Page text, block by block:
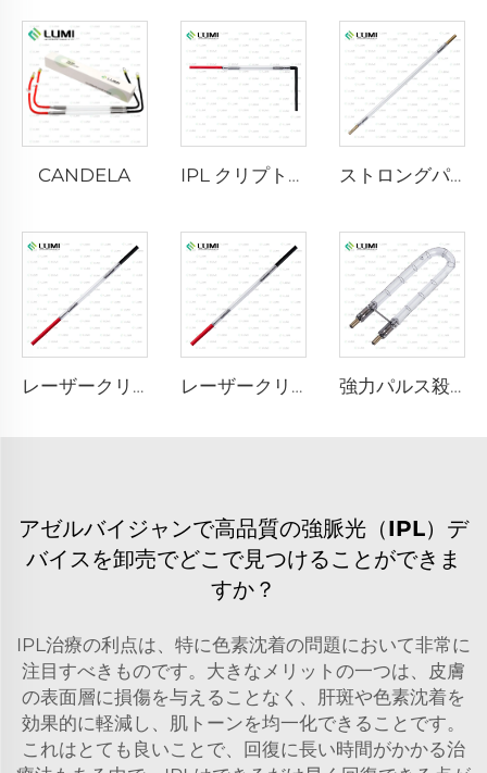
CANDELA IPL クリプトンランプ P1621 – 7×50×105 mm ストロングパルス殺菌ランプ L3670 – 7×160×200 mm
レーザークリプトンランプ L1721 – 7×50×115 mm レーザークリプトンランプ L1921 - 7×60×125 mm 強力パルス殺菌ランプ L1890U – 9×40×140U mm
アゼルバイジャンで高品質の強脈光（IPL）デ
バイスを卸売でどこで見つけることができま
すか？
IPL治療の利点は、特に色素沈着の問題において非常に
注目すべきものです。大きなメリットの一つは、皮膚
の表面層に損傷を与えることなく、肝斑や色素沈着を
効果的に軽減し、肌トーンを均一化できることです。
これはとても良いことで、回復に長い時間がかかる治